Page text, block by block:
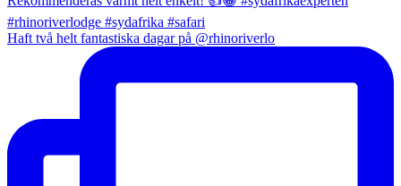
Haft två helt fantastiska dagar på @rhinoriverlo